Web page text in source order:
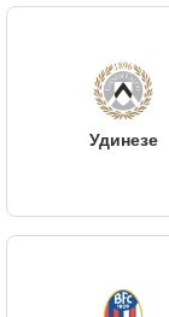
Удинезе